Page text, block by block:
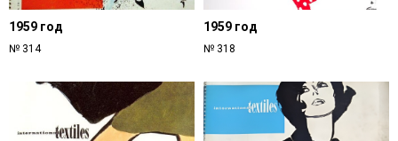
1959 год
№ 314
1959 год
№ 318